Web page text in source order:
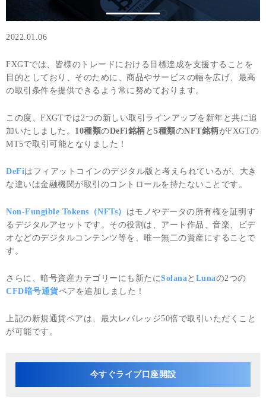
2022.01.06
FXGTでは、皆様のトレードにおける目標達成を支援することを
目的としており、そのために、商品やサービスの幅を広げ、最高
の取引条件を提供できるよう常に努めております。
この度、FXGTでは2つの新しい取引ラインアップを新年と共に追
加いたしました。 10種類のDeFi銘柄 と 5種類のNFT銘柄がFXGTの
MT5で取引可能となりました！
DeFiはフィアットコインのデジタル版と考えられているが、大き
な違いは金融機関が取引のコントロールを持たないことです。
Non-Fungible Tokens（NFTs） はモノやデータの所有権を証明す
るデジタルアセットです。その役割は、アート作品、音楽、ビデ
オなどのデジタルコンテンツ等を、唯一無二の資産にすることで
す。
さらに、暗号資産カテゴリーにも新たにSolanaと Lunaの2つの
CFD暗号通貨ペアを追加しました！
上記の新規通貨ペアは、最大レバレッジ50倍で取引いただくこと
が可能です。
今すぐライブ口座開設